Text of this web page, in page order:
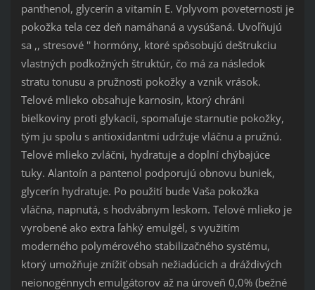
panthenol, glycerín a vitamín E. Vplyvom poveternosti je
pokožka tela cez deň namáhaná a vysúšaná. Uvoľňujú
sa ,, stresové '' hormóny, ktoré spôsobujú deštrukciu
vlastných podkožných štruktúr, čo má za následok
stratu tonusu a pružnosti pokožky a vznik vrások.
Telové mlieko obsahuje karnosin, ktorý chráni
bielkoviny proti glykacii, spomaľuje starnutie pokožky,
tým ju spolu s antioxidantmi udržuje vláčnu a pružnú.
Telové mlieko zvláčni, hydratuje a doplní chýbajúce
tuky. Alantoín a pantenol podporujú obnovu buniek,
glycerín hydratuje. Po použití bude Vaša pokožka
vláčna, napnutá, s hodvábnym leskom. Telové mlieko je
vyrobené ako extra ľahký emulgél, s využitím
moderného polymérového stabilizačného systému,
ktorý umožňuje znížiť obsah nežiadúcich a dráždivých
neionogénnych emulgátorov až na úroveň 0,0% (bežné